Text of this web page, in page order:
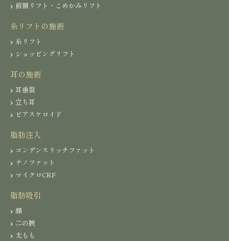
前額リフト・こめかみリフト
糸リフトの施術
糸リフト
ショッピングリフト
耳の施術
耳垂裂
立ち耳
ピアスケロイド
脂肪注入
コンデンスリッチファット
ナノファット
マイクロCRF
脂肪吸引
顔
二の腕
太もも